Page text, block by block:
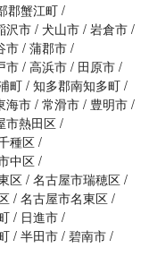
郡蟹江町
沢市 犬山市 岩倉市
市 蒲郡市
市 高浜市
田原市
町 知多郡南知多町
海市 常滑市
豊明市
市熱田区
種区
中区
区 名古屋市瑞穂区
名古屋市名東区
日進市
半田市 碧南市